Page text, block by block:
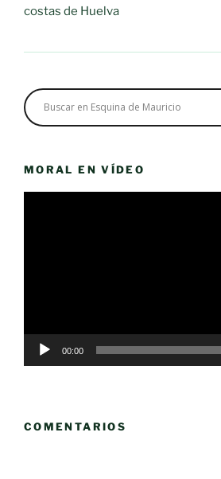
costas de Huelva
MORAL EN VÍDEO
00:00
COMENTARIOS